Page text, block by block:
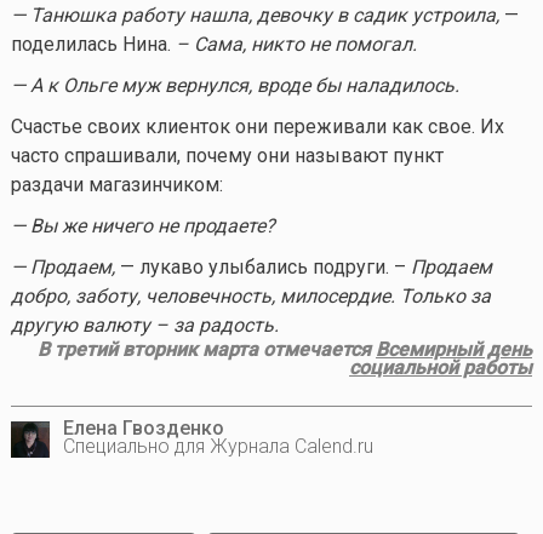
— Танюшка работу нашла, девочку в садик устроила,—
поделилась Нина. – Сама, никто не помогал.
— А к Ольге муж вернулся, вроде бы наладилось.
Счастье своих клиенток они переживали как свое. Их
часто спрашивали, почему они называют пункт
раздачи магазинчиком:
— Вы же ничего не продаете?
— Продаем,— лукаво улыбались подруги. – Продаем
добро, заботу, человечность, милосердие. Только за
другую валюту – за радость.
В третий вторник марта отмечаетсяВсемирный день
социальной работы
Елена Гвозденко
Специально для Журнала Calend.ru